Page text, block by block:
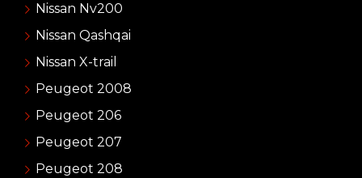
Nissan Nv200
Nissan Qashqai
Nissan X-trail
Peugeot 2008
Peugeot 206
Peugeot 207
Peugeot 208